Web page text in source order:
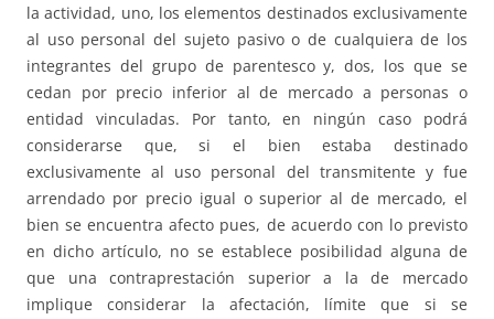
la actividad, uno, los elementos destinados exclusivamente
al uso personal del sujeto pasivo o de cualquiera de los
integrantes del grupo de parentesco y, dos, los que se
cedan por precio inferior al de mercado a personas o
entidad vinculadas. Por tanto, en ningún caso podrá
considerarse que, si el bien estaba destinado
exclusivamente al uso personal del transmitente y fue
arrendado por precio igual o superior al de mercado, el
bien se encuentra afecto pues, de acuerdo con lo previsto
en dicho artículo, no se establece posibilidad alguna de
que una contraprestación superior a la de mercado
implique considerar la afectación, límite que si se